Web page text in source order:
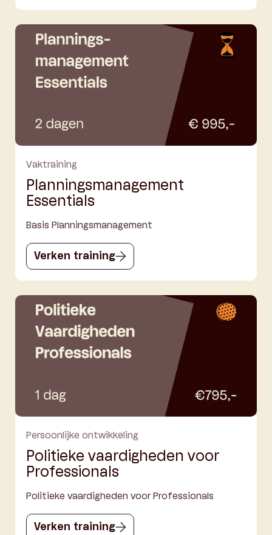
Vaktraining
Planningsmanagement
Essentials
Basis Planningsmanagement
Verken training
Persoonlijke ontwikkeling
Politieke vaardigheden voor
Professionals
Politieke vaardigheden voor Professionals
Verken training